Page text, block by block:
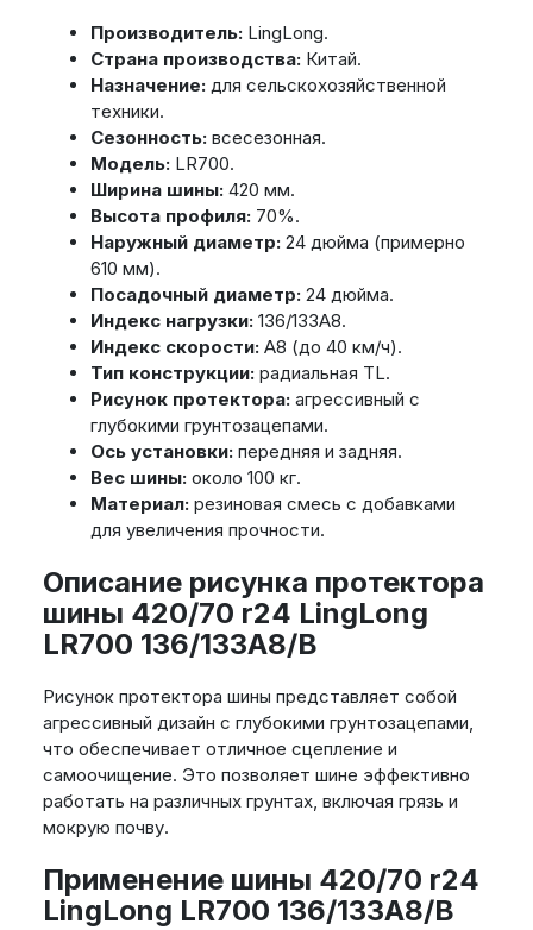
Производитель:LingLong.
Страна производства:Китай.
Назначение:для сельскохозяйственной
техники.
Сезонность:всесезонная.
Модель:LR700.
Ширина шины:420 мм.
Высота профиля:70%.
Наружный диаметр:24 дюйма (примерно
610 мм).
Посадочный диаметр:24 дюйма.
Индекс нагрузки:136/133A8.
Индекс скорости:A8 (до 40 км/ч).
Тип конструкции:радиальная TL.
Рисунок протектора:агрессивный с
глубокими грунтозацепами.
Ось установки:передняя и задняя.
Вес шины:около 100 кг.
Материал:резиновая смесь с добавками
для увеличения прочности.
Описание рисунка протектора
шины 420/70 r24 LingLong
LR700 136/133A8/B
Рисунок протектора шины представляет собой
агрессивный дизайн с глубокими грунтозацепами,
что обеспечивает отличное сцепление и
самоочищение. Это позволяет шине эффективно
работать на различных грунтах, включая грязь и
мокрую почву.
Применение шины 420/70 r24
LingLong LR700 136/133A8/B